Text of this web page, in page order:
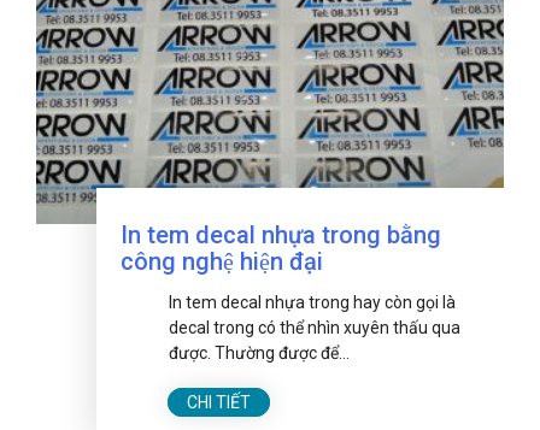
In tem decal nhựa trong bằng
công nghệ hiện đại
In tem decal nhựa trong hay còn gọi là
decal trong có thể nhìn xuyên thấu qua
được. Thường được để...
CHI TIẾT